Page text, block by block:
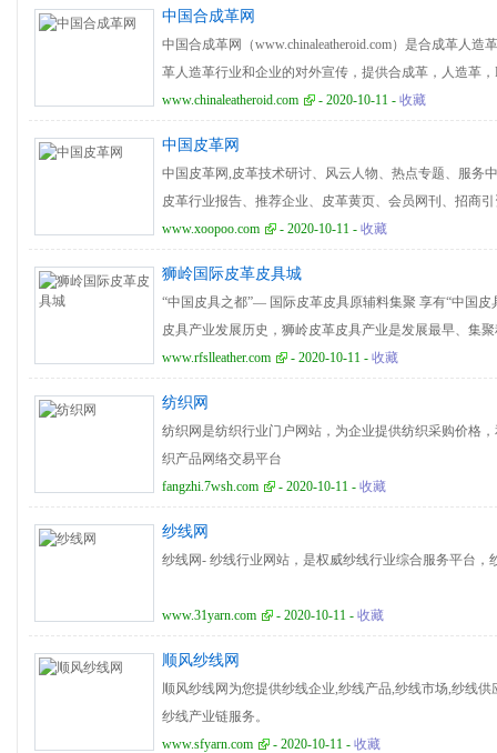
标（四季时装馆）、H座（批发中心电商配送中心）、
区）、海宁会展中心以及原辅料市场、品牌风尚中心等
武汉、黑龙江哈尔滨、山东济南、新疆乌鲁木齐、重庆
（含品牌授权）市场均已建成开业。目前市场经营户上
中国合成革网
中国合成革网（www.chinaleatheroid.com）是合成革人
革人造革行业和企业的对外宣传，提供合成革，人造革
革，PU革，超纤革，皮革，服装革，鞋革，箱包革，家
www.chinaleatheroid.com - 2020-10-11 - 收藏
中国皮革网
中国皮革网,皮革技术研讨、风云人物、热点专题、服务
皮革行业报告、推荐企业、皮革黄页、会员网刊、招商
www.xoopoo.com
- 2020-10-11 - 收藏
狮岭国际皮革皮具城
“中国皮具之都”— 国际皮革皮具原辅料集聚 享有“中国
皮具产业发展历史，狮岭皮革皮具产业是发展最早、集
州市花都区最具创新与活力的特色支柱产业。 目前狮岭
近2万家，皮具箱包营销市场辐射全国各地乃至世界130
为皮革皮具行业的龙头专业市场已扎根狮岭10多年，项
铁、水运，空运综合交通通达全球。 狮岭（国际）皮革
米，共计商铺4000多间，城内从业人员约5万人，主营
带、里布等等。年均交易额约150亿人民币，日均交易额
产交易市场和原辅材料集散地。
www.rfslleather.com - 2020-10-11 - 收藏
纺织网
纺织网是纺织行业门户网站，为企业提供纺织采购价格
织产品网络交易平台
fangzhi.7wsh.com
- 2020-10-11 - 收藏
纱线网
纱线网- 纱线行业网站，是权威纱线行业综合服务平台，
www.31yarn.com - 2020-10-11 - 收藏
顺风纱线网
顺风纱线网为您提供纱线企业,纱线产品,纱线市场,纱线
纱线产业链服务。
www.sfyarn.com
- 2020-10-11 - 收藏